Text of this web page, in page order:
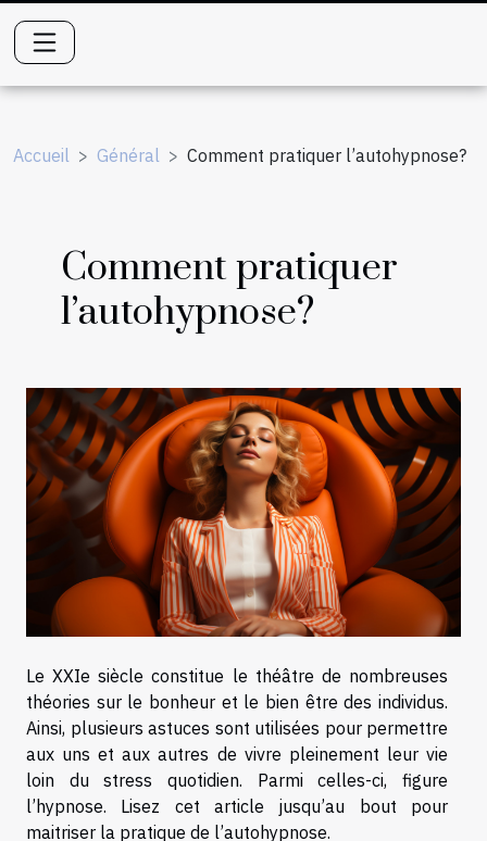
Accueil Général Comment pratiquer l’autohypnose?
Comment pratiquer
l’autohypnose?
Le XXIe siècle constitue le théâtre de nombreuses
théories sur le bonheur et le bien être des individus.
Ainsi, plusieurs astuces sont utilisées pour permettre
aux uns et aux autres de vivre pleinement leur vie
loin du stress quotidien. Parmi celles-ci, figure
l’hypnose. Lisez cet article jusqu’au bout pour
maitriser la pratique de l’autohypnose.